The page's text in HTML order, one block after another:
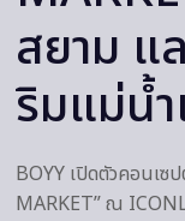
สยาม แ
ริมแม่น้ำ
BOYY เปิดตัวคอนเซ
MARKET” ณ